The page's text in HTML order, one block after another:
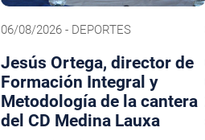
06/08/2026 - DEPORTES
Jesús Ortega, director de
Formación Integral y
Metodología de la cantera
del CD Medina Lauxa